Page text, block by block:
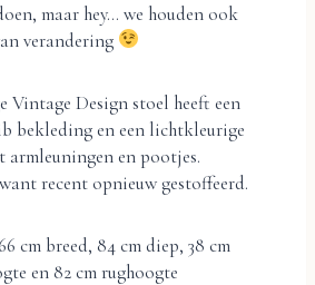
maar hey… we houden ook
verandering
Vintage Design stoel heeft een
bekleding en een lichtkleurige
armleuningen en pootjes.
recent opnieuw gestoffeerd.
cm breed, 84 cm diep, 38 cm
en 82 cm rughoogte